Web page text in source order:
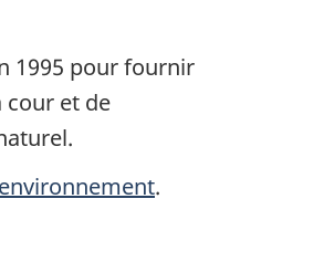
1995 pour fournir
et de
.